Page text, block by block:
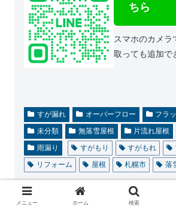
ちら
スマホのカメラ
取っても追加で
すが漏れ オーバーフロー
フラ
未分類
無落雪屋根 片流れ屋根
雨漏り
すがもり すがもれ
リフォーム
屋根 札幌市 落
シェアする
メニュー ホーム 検索